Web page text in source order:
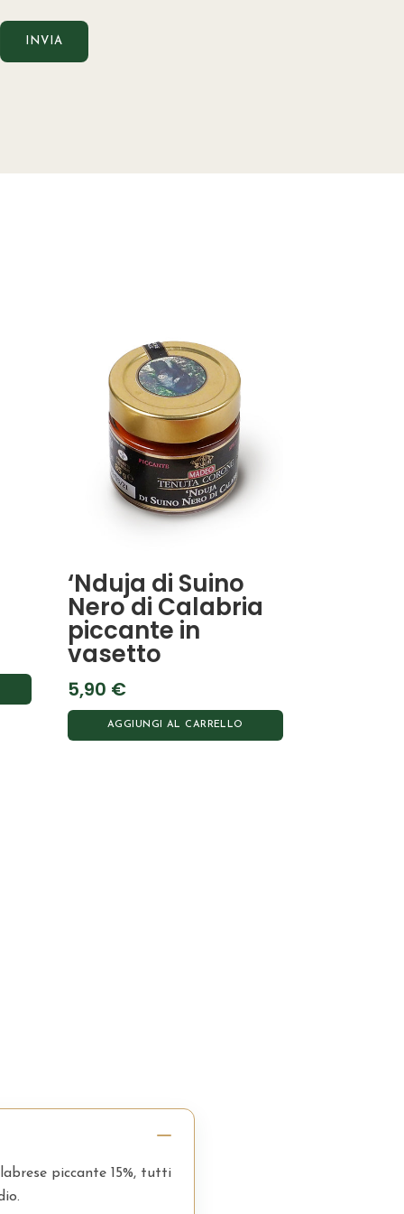
‘Nduja di Suino
Nero di Calabria
piccante in
vasetto
5,90 €
AGGIUNGI AL CARRELLO
piccante 15%, tutti